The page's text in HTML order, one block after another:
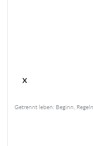
x
Getrennt leben: Beginn,